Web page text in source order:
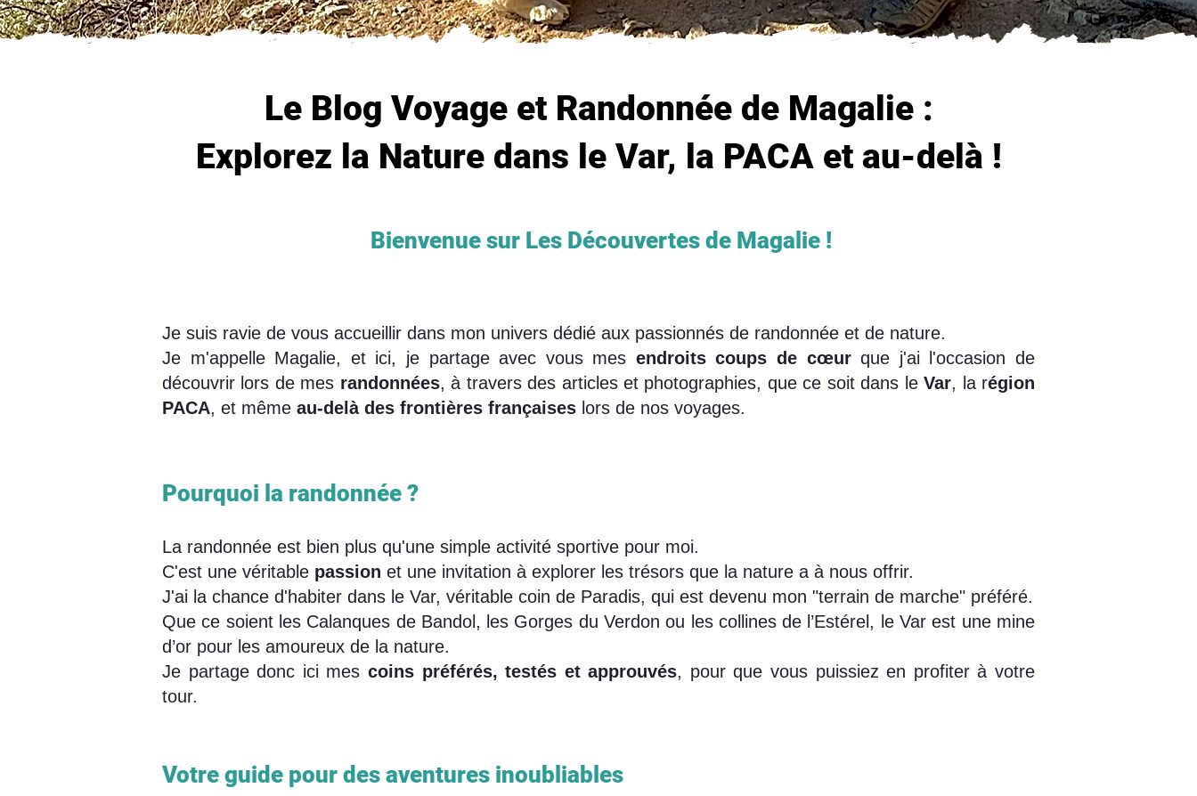
Le Blog Voyage et Randonnée de Magalie :
Explorez la Nature dans le Var, la PACA et au-delà !
Bienvenue sur Les Découvertes de Magalie !
Je suis ravie de vous accueillir dans mon univers dédié aux passionnés de randonnée et de nature.
Je m'appelle Magalie, et ici, je partage avec vous mes endroits coups de cœurque j'ai l'occasion de
découvrir lors de mes randonnées, à travers des articles et photographies, que ce soit dans leVar, la région
PACA, et même au-delà des frontières françaises lors de nos voyages.
Pourquoi la randonnée ?​
La randonnée est bien plus qu'une simple activité sportive pour moi.
C'est une véritable passion et une invitation à explorer les trésors que la nature a à nous offrir.
J'ai la chance d'habiter dans le Var, véritable coin de Paradis, qui est devenu mon "terrain de marche" préféré.
Que ce soient les Calanques de Bandol, les Gorges du Verdon ou les collines de l’Estérel, le Var est une mine
d’or pour les amoureux de la nature.
Je partage donc ici mes coins préférés, testés et approuvés, pour que vous puissiez en profiter à votre
tour.
Votre guide pour des aventures inoubliables